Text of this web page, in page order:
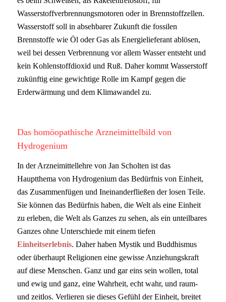
Wasserstoffverbrennungsmotoren oder in Brennstoffzellen.
Wasserstoff soll in absehbarer Zukunft die fossilen
Brennstoffe wie Öl oder Gas als Energielieferant ablösen,
weil bei dessen Verbrennung vor allem Wasser entsteht und
kein Kohlenstoffdioxid und Ruß. Daher kommt Wasserstoff
zukünftig eine gewichtige Rolle im Kampf gegen die
Erderwärmung und dem Klimawandel zu.
Das homöopathische Arzneimittelbild von
Hydrogenium
In der Arzneimittellehre von Jan Scholten ist das
Hauptthema von Hydrogenium das Bedürfnis von Einheit,
das Zusammenfügen und Ineinanderfließen der losen Teile.
Sie können das Bedürfnis haben, die Welt als eine Einheit
zu erleben, die Welt als Ganzes zu sehen, als ein unteilbares
Ganzes ohne Unterschiede mit einem tiefen
Einheitserlebnis. Daher haben Mystik und Buddhismus
oder überhaupt Religionen eine gewisse Anziehungskraft
auf diese Menschen. Ganz und gar eins sein wollen, total
und ewig und ganz, eine Wahrheit, echt wahr, und raum-
und zeitlos. Verlieren sie dieses Gefühl der Einheit, breitet